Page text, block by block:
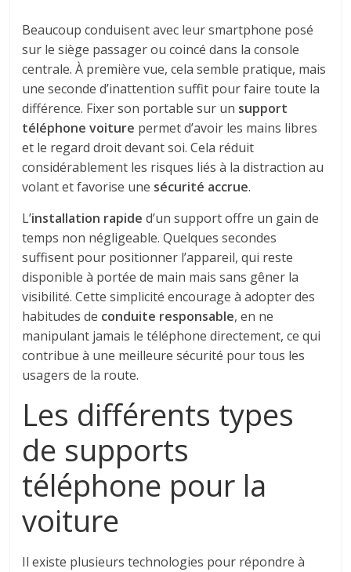
Beaucoup conduisent avec leur smartphone posé
sur le siège passager ou coincé dans la console
centrale. À première vue, cela semble pratique, mais
une seconde d’inattention suffit pour faire toute la
différence. Fixer son portable sur un support
téléphone voiture permet d’avoir les mains libres
et le regard droit devant soi. Cela réduit
considérablement les risques liés à la distraction au
volant et favorise une sécurité accrue.
L’installation rapide d’un support offre un gain de
temps non négligeable. Quelques secondes
suffisent pour positionner l’appareil, qui reste
disponible à portée de main mais sans gêner la
visibilité. Cette simplicité encourage à adopter des
habitudes de conduite responsable, en ne
manipulant jamais le téléphone directement, ce qui
contribue à une meilleure sécurité pour tous les
usagers de la route.
Les différents types
de supports
téléphone pour la
voiture
Il existe plusieurs technologies pour répondre à